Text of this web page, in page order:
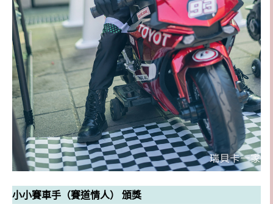
小小賽車手（賽道情人） 頒獎